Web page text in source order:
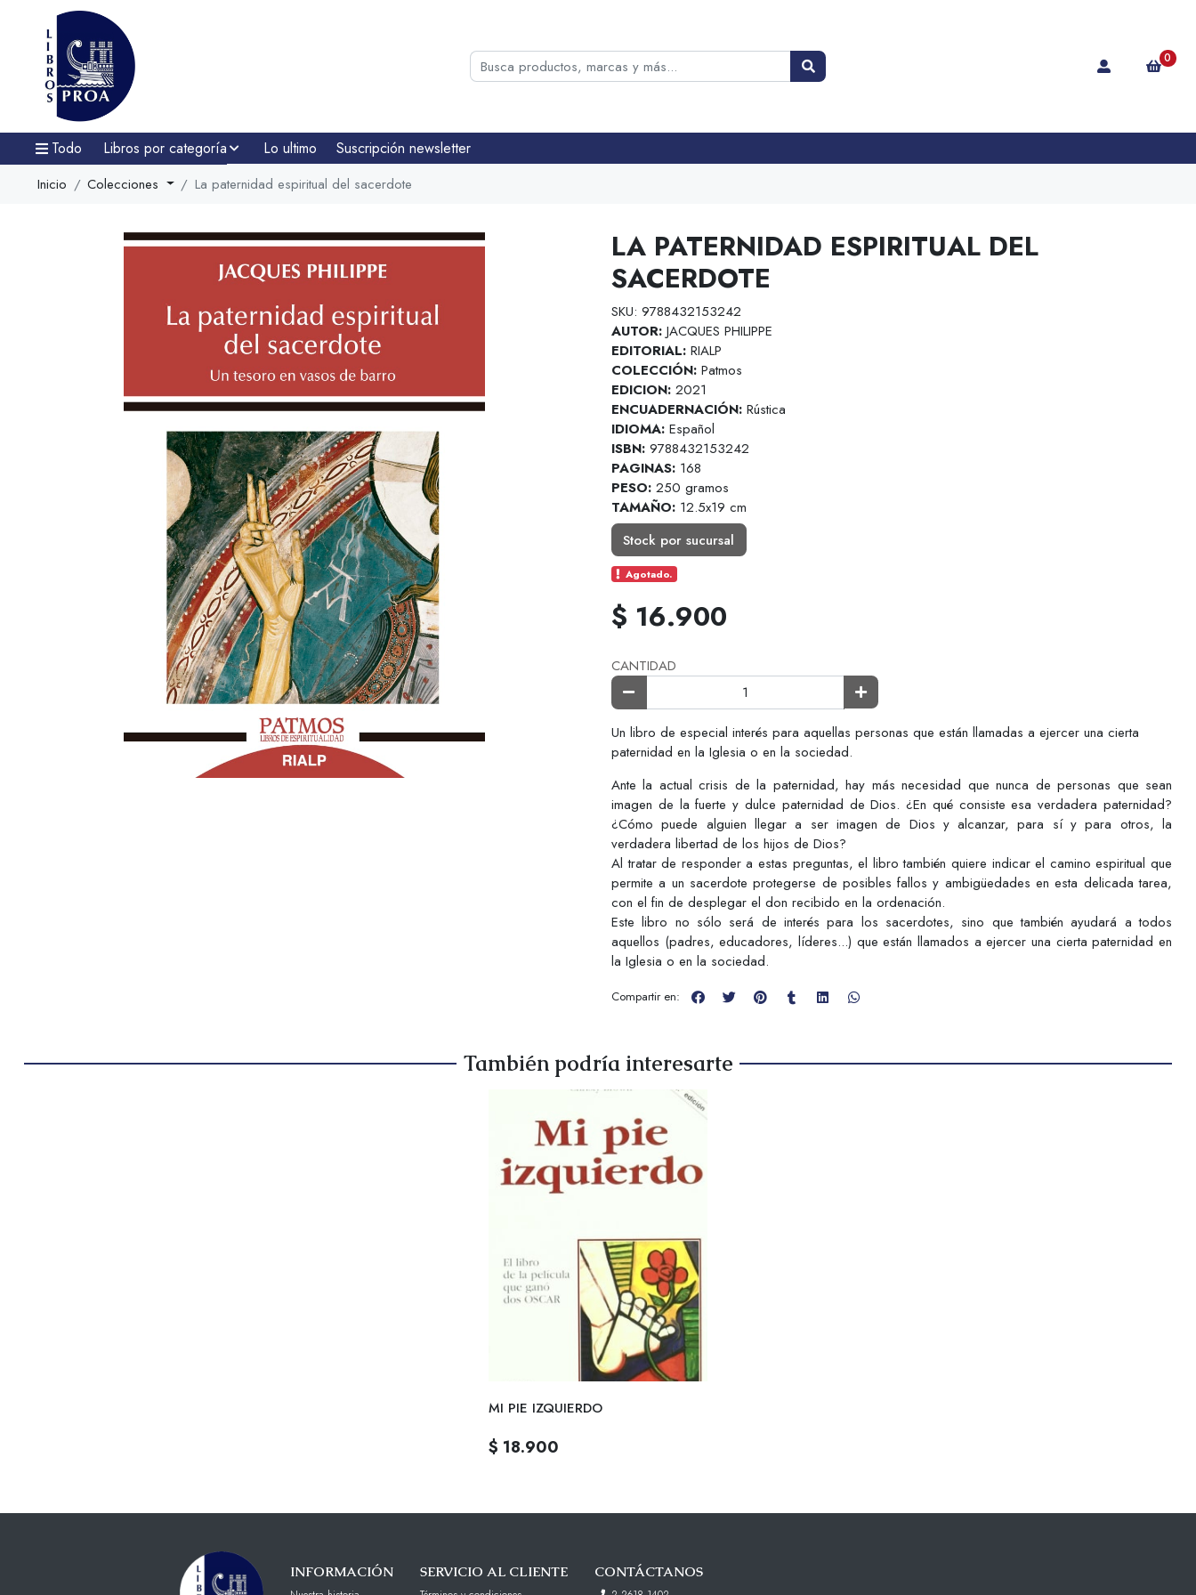
0
Todo Libros por categoría Lo ultimo Suscripción newsletter
Inicio Colecciones La paternidad espiritual del sacerdote
LA PATERNIDAD ESPIRITUAL DEL
SACERDOTE
SKU: 9788432153242
AUTOR: JACQUES PHILIPPE
EDITORIAL: RIALP
COLECCIÓN: Patmos
EDICION: 2021
ENCUADERNACIÓN: Rústica
IDIOMA: Español
ISBN: 9788432153242
PAGINAS: 168
PESO: 250 gramos
TAMAÑO: 12.5x19 cm
Stock por sucursal
Agotado.
$ 16.900
CANTIDAD
Un libro de especial interés para aquellas personas que están llamadas a ejercer una cierta
paternidad en la Iglesia o en la sociedad.
Ante la actual crisis de la paternidad, hay más necesidad que nunca de personas que sean
imagen de la fuerte y dulce paternidad de Dios. ¿En qué consiste esa verdadera paternidad?
¿Cómo puede alguien llegar a ser imagen de Dios y alcanzar, para sí y para otros, la
verdadera libertad de los hijos de Dios?
Al tratar de responder a estas preguntas, el libro también quiere indicar el camino espiritual que
permite a un sacerdote protegerse de posibles fallos y ambigüedades en esta delicada tarea,
con el fin de desplegar el don recibido en la ordenación.
Este libro no sólo será de interés para los sacerdotes, sino que también ayudará a todos
aquellos (padres, educadores, líderes...) que están llamados a ejercer una cierta paternidad en
la Iglesia o en la sociedad.
Compartir en:
También podría interesarte
MI PIE IZQUIERDO
$ 18.900
INFORMACIÓN SERVICIO AL CLIENTE CONTÁCTANOS